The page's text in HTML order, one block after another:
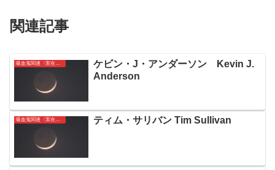
関連記事
吸血鬼関連〈実在〉人名簿
ケビン・J・アンダーソン Kevin J.
Anderson
ティム・サリバン Tim Sullivan